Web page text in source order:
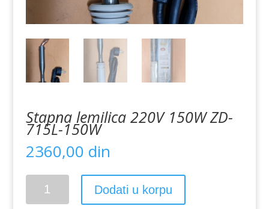
Stapna lemilica 220V 150W ZD-
715L-150W
2360,00 din
Stapna
lemilica
Dodati u korpu